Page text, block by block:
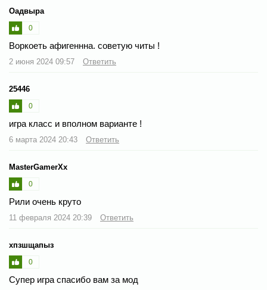
Оадвыра
0
Воркоеть афигеннна. советую читы !
2 июня 2024 09:57 Ответить
25446
0
игра класс и вполном варианте !
6 марта 2024 20:43 Ответить
MasterGamerXx
0
Рили очень круто
11 февраля 2024 20:39 Ответить
хпзшщапыз
0
Супер игра спасибо вам за мод